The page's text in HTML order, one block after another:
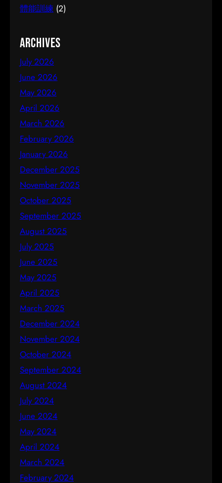
體能訓練 (2)
Archives
July 2026
June 2026
May 2026
April 2026
March 2026
February 2026
January 2026
December 2025
November 2025
October 2025
September 2025
August 2025
July 2025
June 2025
May 2025
April 2025
March 2025
December 2024
November 2024
October 2024
September 2024
August 2024
July 2024
June 2024
May 2024
April 2024
March 2024
February 2024